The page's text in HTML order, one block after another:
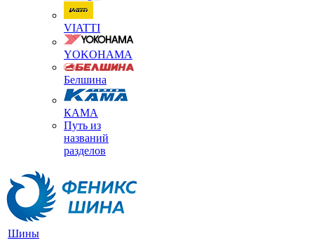
VIATTI
YOKOHAMA
Белшина
КАМА
Путь из
названий
разделов
Шины